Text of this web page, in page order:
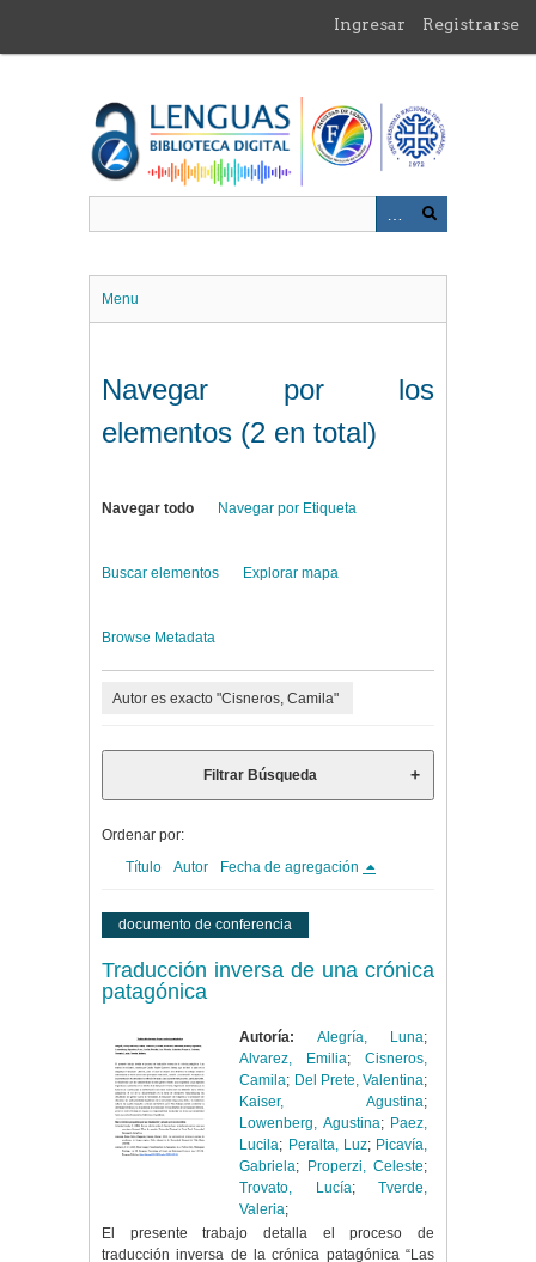
contenido
Ingresar Registrarse
Menu
Navegar por los
elementos (2 en total)
Navegar todo Navegar por Etiqueta
Buscar elementos Explorar mapa
Browse Metadata
Autor es exacto "Cisneros, Camila"
Filtrar Búsqueda
Ordenar por:
Título
Autor Fecha de agregación
documento de conferencia
Traducción inversa de una crónica
patagónica
Autoría: Alegría, Luna;
Alvarez, Emilia;Cisneros,
Camila; Del Prete, Valentina;
Kaiser, Agustina;
Lowenberg, Agustina; Paez,
Lucila; Peralta, Luz; Picavía,
Gabriela; Properzi, Celeste;
Trovato, Lucía;Tverde,
Valeria;
El presente trabajo detalla el proceso de
traducción inversa de la crónica patagónica “Las